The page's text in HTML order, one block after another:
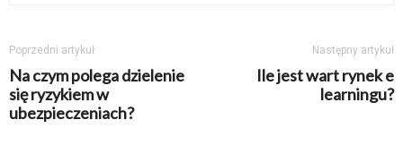
Poprzedni artykuł
Na czym polega dzielenie
się ryzykiem w
ubezpieczeniach?
Następny artykuł
Ile jest wart rynek e
learningu?